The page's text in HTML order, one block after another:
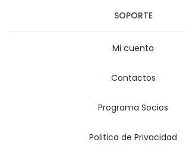
SOPORTE
Mi cuenta
Contactos
Programa Socios
Politica de Privacidad